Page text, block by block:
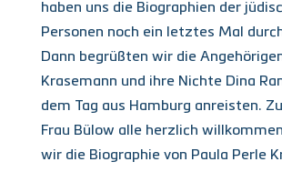
haben uns die Biographien der
Personen noch ein letztes Mal
Dann begrüßten wir die
Krasemann und ihre Nichte Dina
dem Tag aus Hamburg anreisten.
Frau Bülow alle herzlich
wir die Biographie von Paula Perle